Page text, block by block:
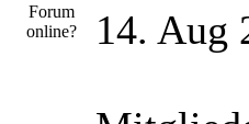
14. Aug